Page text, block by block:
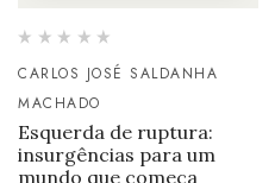
CARLOS JOSÉ SALDANHA
MACHADO
Esquerda de ruptura:
insurgências para um
mundo que começa